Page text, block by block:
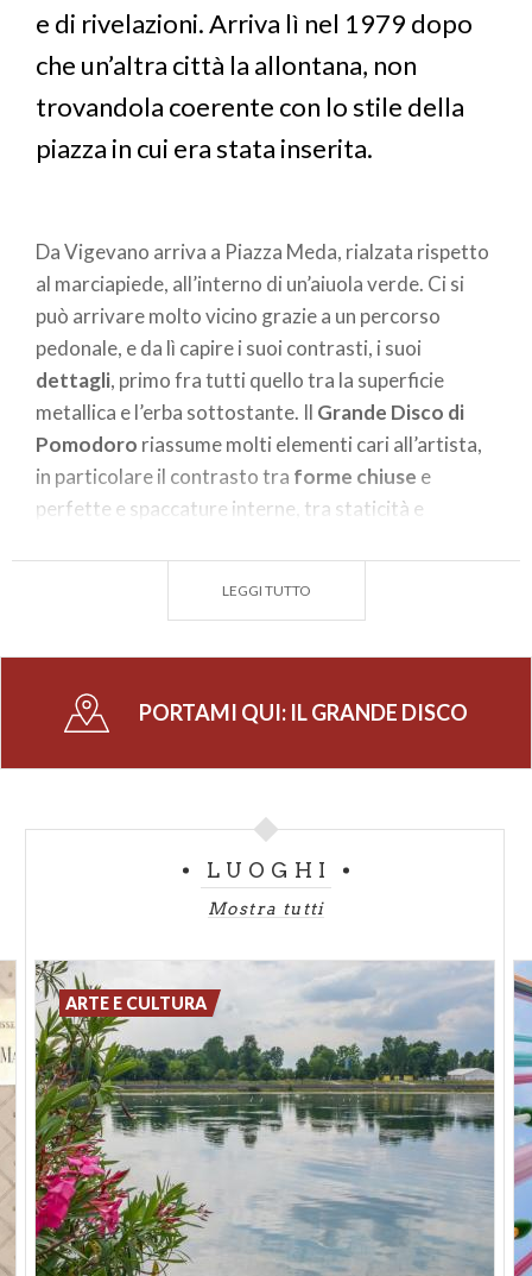
e di rivelazioni. Arriva lì nel 1979 dopo
che un’altra città la allontana, non
trovandola coerente con lo stile della
piazza in cui era stata inserita.
Da Vigevano arriva a Piazza Meda, rialzata rispetto
al marciapiede, all’interno di un’aiuola verde. Ci si
può arrivare molto vicino grazie a un percorso
pedonale, e da lì capire i suoi contrasti, i suoi
dettagli, primo fra tutti quello tra la superficie
metallica e l’erba sottostante. Il Grande Disco di
Pomodoro riassume molti elementi cari all’artista,
in particolare il contrasto tra forme chiuse e
perfette e spaccature interne, tra staticità e
richiama infatti anche il sole stesso, oltre che
Uomo Vitruviano
cerchio. L’ opera ha altre 4 versioni gemelle in altre
Carolina del Nord e il campus di Università di
LEGGI TUTTO
PORTAMI QUI: IL GRANDE DISCO
LUOGHI
Mostra tutti
ARTE E CULTURA